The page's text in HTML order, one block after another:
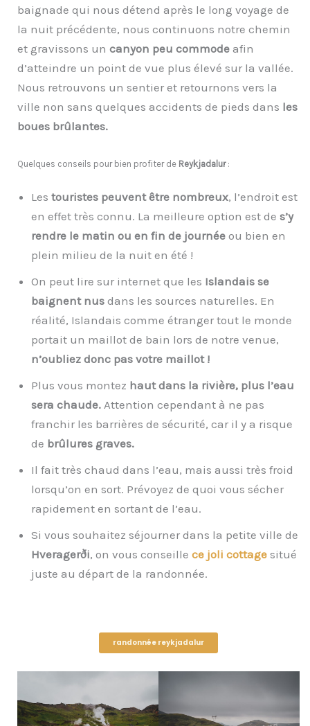
baignade qui nous détend après le long voyage de
la nuit précédente, nous continuons notre chemin
et gravissons un canyon peu commode afin
d’atteindre un point de vue plus élevé sur la vallée.
Nous retrouvons un sentier et retournons vers la
ville non sans quelques accidents de pieds dans les
boues brûlantes.
Quelques conseils pour bien profiter de Reykjadalur:
Les touristes peuvent être nombreux, l’endroit est
en effet très connu. La meilleure option est de s’y
rendre le matin ou en fin de journée ou bien en
plein milieu de la nuit en été !
On peut lire sur internet que les Islandais se
baignent nus dans les sources naturelles. En
réalité, Islandais comme étranger tout le monde
portait un maillot de bain lors de notre venue,
n’oubliez donc pas votre maillot !
Plus vous montez haut dans la rivière, plus l’eau
sera chaude. Attention cependant à ne pas
franchir les barrières de sécurité, car il y a risque
de brûlures graves.
Il fait très chaud dans l’eau, mais aussi très froid
lorsqu’on en sort. Prévoyez de quoi vous sécher
rapidement en sortant de l’eau.
Si vous souhaitez séjourner dans la petite ville de
Hveragerði, on vous conseille ce joli cottage situé
juste au départ de la randonnée.
randonnée reykjadalur